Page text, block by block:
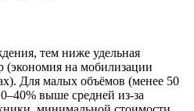
тем ниже удельная
(экономия на мобилизации
Для малых объёмов (менее 50
выше средней из-за